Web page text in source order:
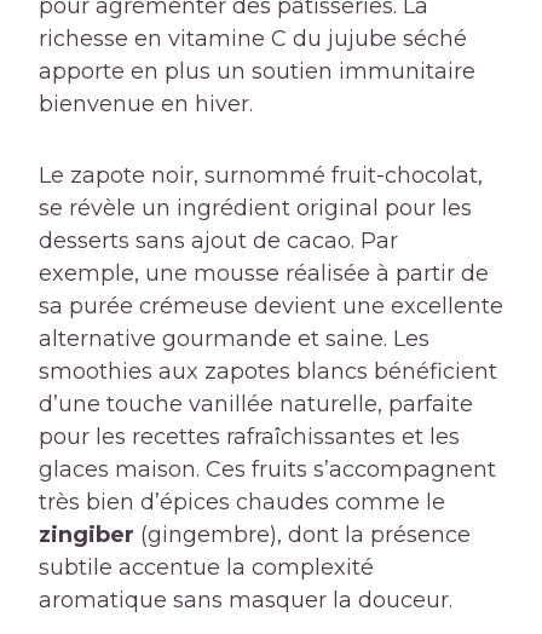
pour agrémenter des pâtisseries. La
richesse en vitamine C du jujube séché
apporte en plus un soutien immunitaire
bienvenue en hiver.
Le zapote noir, surnommé fruit-chocolat,
se révèle un ingrédient original pour les
desserts sans ajout de cacao. Par
exemple, une mousse réalisée à partir de
sa purée crémeuse devient une excellente
alternative gourmande et saine. Les
smoothies aux zapotes blancs bénéficient
d’une touche vanillée naturelle, parfaite
pour les recettes rafraîchissantes et les
glaces maison. Ces fruits s’accompagnent
très bien d’épices chaudes comme le
zingiber (gingembre), dont la présence
subtile accentue la complexité
aromatique sans masquer la douceur.